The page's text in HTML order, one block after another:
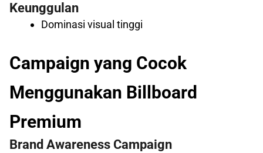
Keunggulan
Dominasi visual tinggi
Campaign yang Cocok
Menggunakan Billboard
Premium
Brand Awareness Campaign